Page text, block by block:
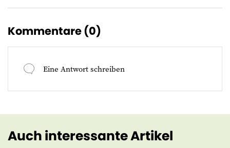
Kommentare (0)
Eine Antwort schreiben
Auch interessante Artikel